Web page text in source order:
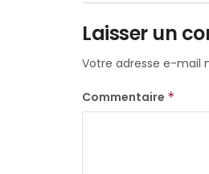
Laisser un
Votre adresse e-mail
Commentaire *